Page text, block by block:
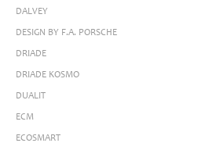
DALVEY
DESIGN BY F.A. PORSCHE
DRIADE
DRIADE KOSMO
DUALIT
ECM
ECOSMART